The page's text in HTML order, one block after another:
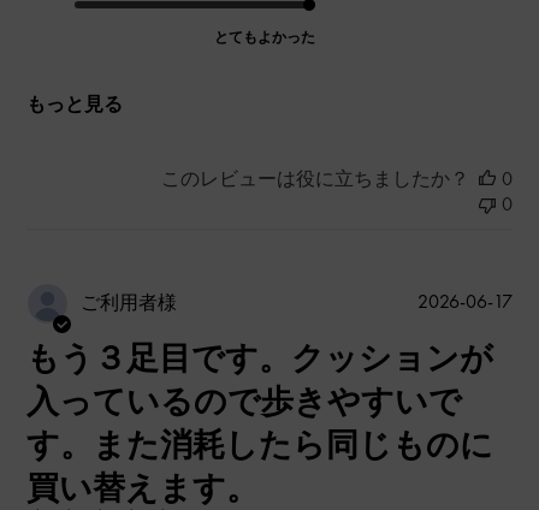
とてもよかった
もっと見る
このレビューは役に立ちましたか？
0
0
ご利用者様
もう３足目です。クッションが
入っているので歩きやすいで
す。また消耗したら同じものに
買い替えます。
公
2026-06-17